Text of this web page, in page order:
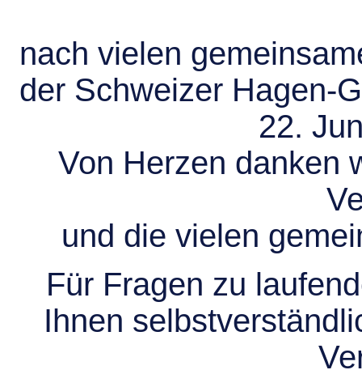
nach vielen
der Schweizer Hagen-
22.
Von Herzen danken
und die vielen
Für Fragen zu
Ihnen